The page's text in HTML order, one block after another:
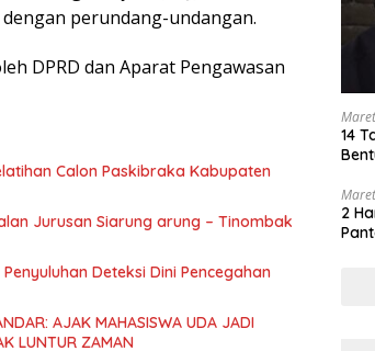
perundang-undangan.
DPRD dan Aparat Pengawasan
Calon Paskibraka Kabupaten
Jurusan Siarung arung – Tinombak
Deteksi Dini Pencegahan
AJAK MAHASISWA UDA JADI
LUNTUR ZAMAN
14
2